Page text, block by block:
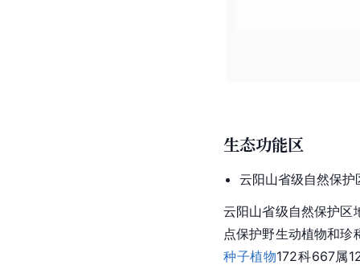
生态功能区
云阳山省级自然保护
云阳山省级自然保护区
点保护野生动植物和珍
种子植物172科667属